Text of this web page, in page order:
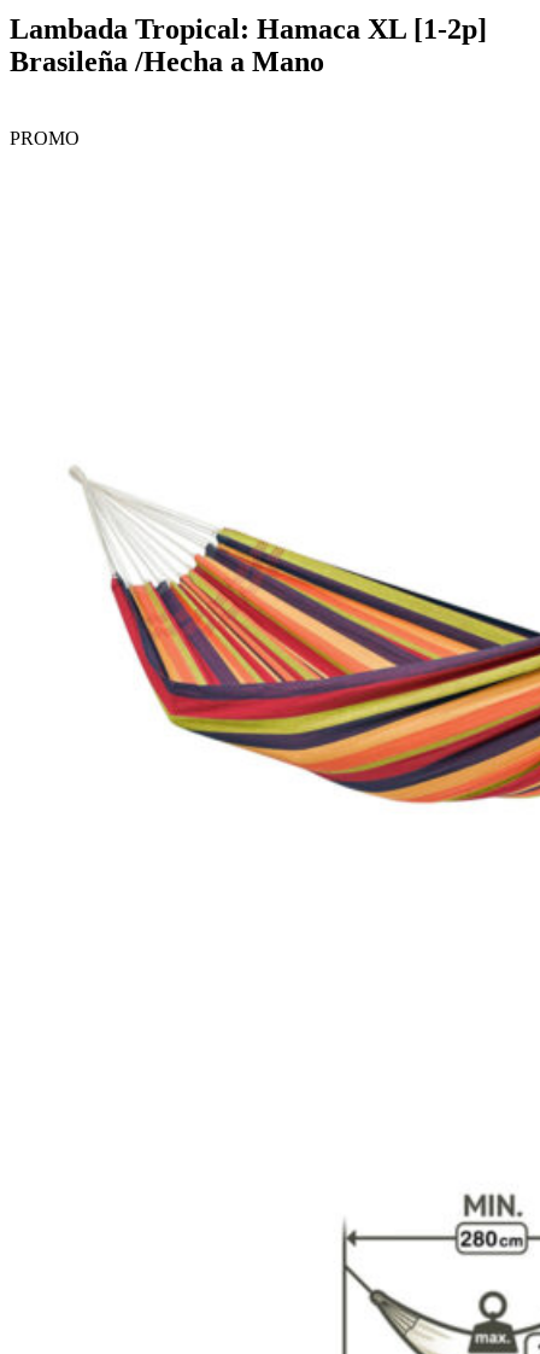
Lambada Tropical: Hamaca XL [1-2p]
Brasileña /Hecha a Mano
PROMO